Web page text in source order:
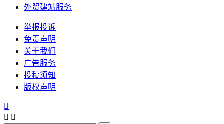
外贸建站服务
举报投诉
免责声明
关于我们
广告服务
投稿须知
版权声明

 